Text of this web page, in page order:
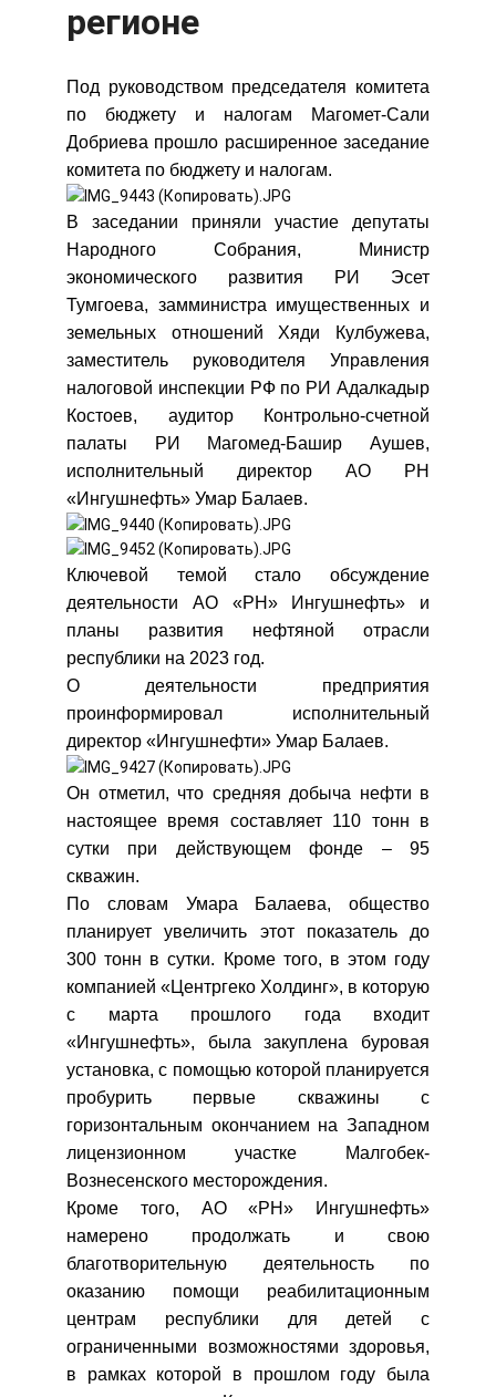
регионе
Под руководством председателя комитета
по бюджету и налогам Магомет-Сали
Добриева прошло расширенное заседание
комитета по бюджету и налогам.
В заседании приняли участие депутаты
Народного Собрания, Министр
экономического развития РИ Эсет
Тумгоева, замминистра имущественных и
земельных отношений Хяди Кулбужева,
заместитель руководителя Управления
налоговой инспекции РФ по РИ Адалкадыр
Костоев, аудитор Контрольно-счетной
палаты РИ Магомед-Башир Аушев,
исполнительный директор АО РН
«Ингушнефть» Умар Балаев.
Ключевой темой стало обсуждение
деятельности АО «РН» Ингушнефть» и
планы развития нефтяной отрасли
республики на 2023 год.
О деятельности предприятия
проинформировал исполнительный
директор «Ингушнефти» Умар Балаев.
Он отметил, что средняя добыча нефти в
настоящее время составляет 110 тонн в
сутки при действующем фонде – 95
скважин.
По словам Умара Балаева, общество
планирует увеличить этот показатель до
300 тонн в сутки. Кроме того, в этом году
компанией «Центргеко Холдинг», в которую
с марта прошлого года входит
«Ингушнефть», была закуплена буровая
установка, с помощью которой планируется
пробурить первые скважины с
горизонтальным окончанием на Западном
лицензионном участке Малгобек-
Вознесенского месторождения.
Кроме того, АО «РН» Ингушнефть»
намерено продолжать и свою
благотворительную деятельность по
оказанию помощи реабилитационным
центрам республики для детей с
ограниченными возможностями здоровья,
в рамках которой в прошлом году была